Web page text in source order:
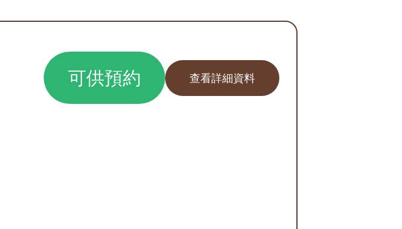
可供預約 查看詳細資料